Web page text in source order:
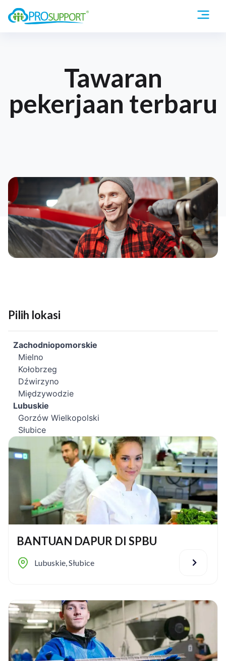
Tawaran
pekerjaan terbaru
Pilih lokasi
Zachodniopomorskie
Mielno
Kołobrzeg
Dźwirzyno
Międzywodzie
Lubuskie
Gorzów Wielkopolski
Słubice
BANTUAN DAPUR DI SPBU
Lubuskie Słubice